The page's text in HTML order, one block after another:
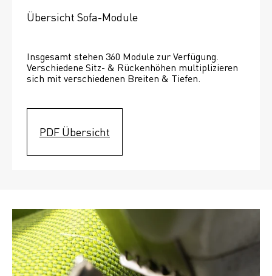
Übersicht Sofa-Module
Insgesamt stehen 360 Module zur Verfügung.
Verschiedene Sitz- & Rückenhöhen multiplizieren
sich mit verschiedenen Breiten & Tiefen.
PDF Übersicht